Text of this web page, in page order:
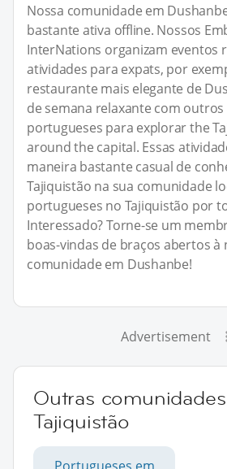
Nossa comunidade em
bastante ativa offline. Nossos
InterNations organizam eventos
atividades para expats, por
restaurante mais elegante de
de semana relaxante com outros
portugueses para explorar the
around the capital. Essas
maneira bastante casual de
Tajiquistão na sua comunidade
portugueses no Tajiquistão por
Interessado? Torne-se um
boas-vindas de braços abertos à
comunidade em Dushanbe!
Advertisement
Outras
Tajiquistão